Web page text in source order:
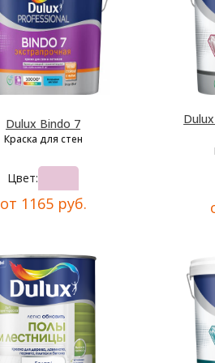
Dulux Bindo 7
Краска для стен
Цвет:
от 1165 руб.